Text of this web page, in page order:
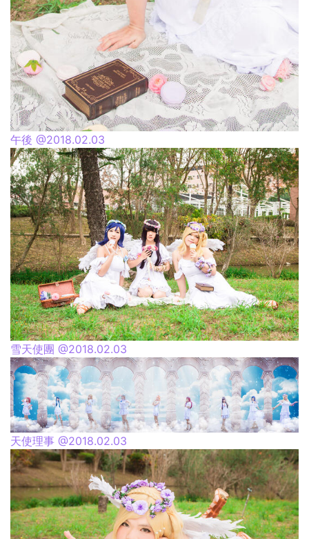
午後 @2018.02.03
雪天使團 @2018.02.03
天使理事 @2018.02.03